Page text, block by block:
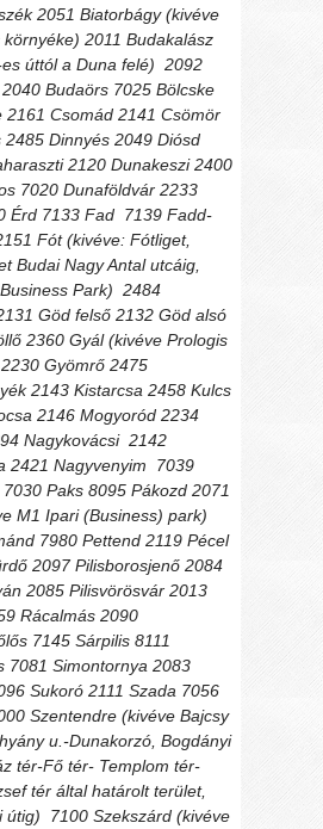
2051 Biatorbágy (kivéve
környéke) 2011 Budakalász
es úttól a Duna felé) 2092
Budaörs 7025 Bölcske
2161 Csomád 2141 Csömör
2485 Dinnyés 2049 Diósd
2120 Dunakeszi 2400
7020 Dunaföldvár 2233
Érd 7133 Fad 7139 Fadd-
Fót (kivéve: Fótliget,
Budai Nagy Antal utcáig,
Park) 2484
Göd felső 2132 Göd alsó
2360 Gyál (kivéve Prologis
Gyömrő 2475
2143 Kistarcsa 2458 Kulcs
2146 Mogyoród 2234
Nagykovácsi 2142
2421 Nagyvenyim 7039
Paks 8095 Pákozd 2071
M1 Ipari (Business) park)
7980 Pettend 2119 Pécel
2097 Pilisborosjenő 2084
2085 Pilisvörösvár 2013
Rácalmás 2090
7145 Sárpilis 8111
7081 Simontornya 2083
Sukoró 2111 Szada 7056
Szentendre (kivéve Bajcsy
u.-Dunakorzó, Bogdányi
tér-Fő tér- Templom tér-
tér által határolt terület,
útig) 7100 Szekszárd (kivéve